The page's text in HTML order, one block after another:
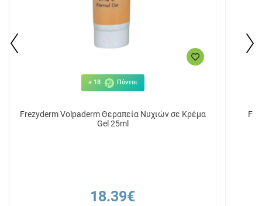
+ 18 Πόντοι
Frezyderm Volpaderm Θεραπεία Νυχιών σε Κρέμα
Gel 25ml
18.39€